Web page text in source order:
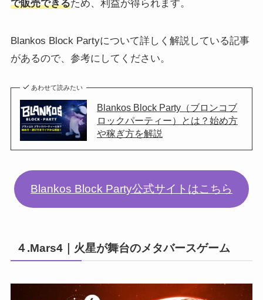
で販売できるため、利益が得られます。
Blankos Block Partyについて詳しく解説している記事
があるので、参考にしてください。
あわせて読みたい
Blankos Block Party（ブロンコブ
ロックパーティー）とは？始め方
や稼ぎ方を解説
Blankos Block Party公式サイトはこちら
４.Mars4｜火星が舞台のメタバースゲーム